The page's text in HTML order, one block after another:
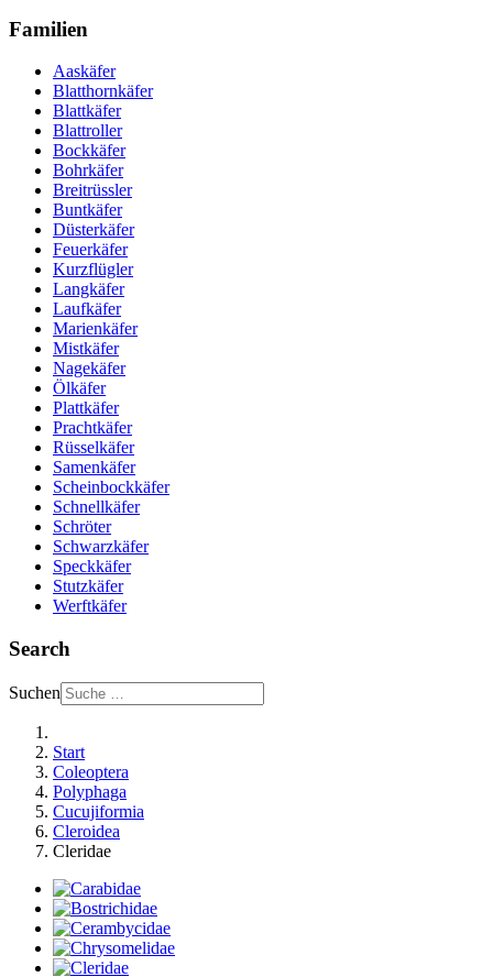
Familien
Aaskäfer
Blatthornkäfer
Blattkäfer
Blattroller
Bockkäfer
Bohrkäfer
Breitrüssler
Buntkäfer
Düsterkäfer
Feuerkäfer
Kurzflügler
Langkäfer
Laufkäfer
Marienkäfer
Mistkäfer
Nagekäfer
Ölkäfer
Plattkäfer
Prachtkäfer
Rüsselkäfer
Samenkäfer
Scheinbockkäfer
Schnellkäfer
Schröter
Schwarzkäfer
Speckkäfer
Stutzkäfer
Werftkäfer
Search
Suchen
Start
Coleoptera
Polyphaga
Cucujiformia
Cleroidea
Cleridae